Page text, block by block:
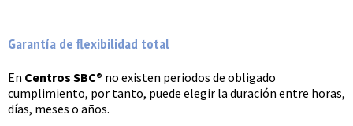
Garantía de flexibilidad total
En Centros SBC® no existen periodos de obligado
cumplimiento, por tanto, puede elegir la duración entre horas,
días, meses o años.